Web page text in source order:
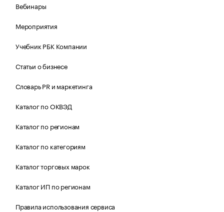
Вебинары
Мероприятия
Учебник РБК Компании
Статьи о бизнесе
Словарь PR и маркетинга
Каталог по ОКВЭД
Каталог по регионам
Каталог по категориям
Каталог торговых марок
Каталог ИП по регионам
Правила использования сервиса